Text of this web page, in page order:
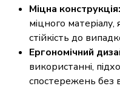
Міцна конструкція:
міцного матеріалу,
стійкість до
Ергономічний
використанні,
спостережень без